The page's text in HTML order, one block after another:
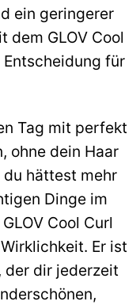
ein geringerer
dem GLOV Cool
für
Tag mit perfekt
ohne dein Haar
hättest mehr
Dinge im
Cool Curl
Er ist
der dir jederzeit